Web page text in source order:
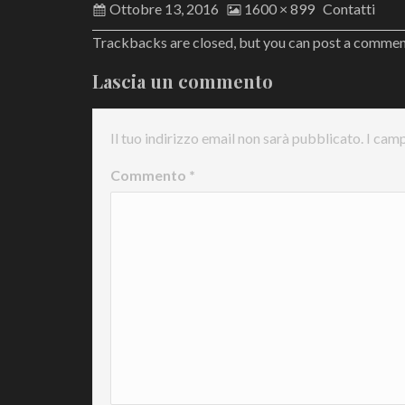
Ottobre 13, 2016 1600 × 899 Contatti
Trackbacks are closed, but you can post a
Lascia un commento
Il tuo indirizzo email non sarà pubblicato. I
Commento *